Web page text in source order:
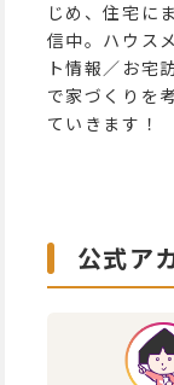
じめ、住宅に
信中。ハウス
ト情報／お宅
で家づくりを
ていきます！
公式ア